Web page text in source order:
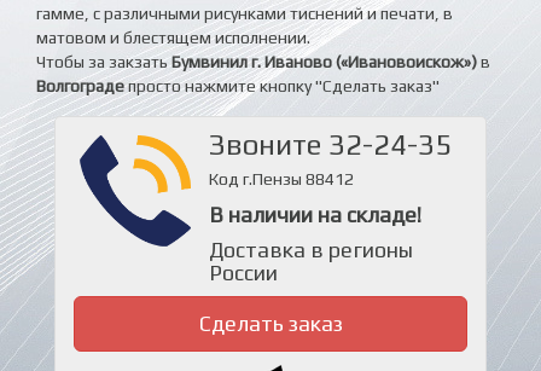
гамме, с различными рисунками тиснений и печати, в
матовом и блестящем исполнении.
Чтобы за закзатьБумвинил г. Иваново («Ивановоискож»)в
Волгоградепросто нажмите кнопку "Сделать заказ"
Звоните 32-24-35
Код г.Пензы 88412
В наличии на складе!
Доставка в регионы
России
Сделать заказ